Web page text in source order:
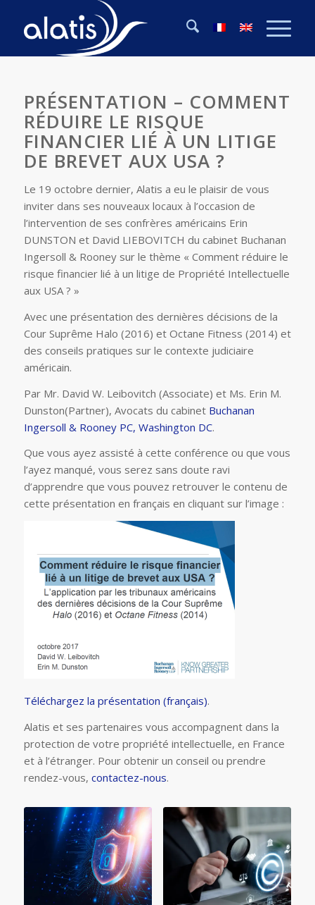
PRÉSENTATION – COMMENT
RÉDUIRE LE RISQUE
FINANCIER LIÉ À UN LITIGE
DE BREVET AUX USA ?
Le 19 octobre dernier, Alatis a eu le plaisir de vous
inviter dans ses nouveaux locaux à l’occasion de
l’intervention de ses confrères américains Erin
DUNSTON et David LIEBOVITCH du cabinet Buchanan
Ingersoll & Rooney sur le thème « Comment réduire le
risque financier lié à un litige de Propriété Intellectuelle
aux USA ? »
Avec une présentation des dernières décisions de la
Cour Suprême Halo (2016) et Octane Fitness (2014) et
des conseils pratiques sur le contexte judiciaire
américain.
Par Mr. David W. Leibovitch (Associate) et Ms. Erin M.
Dunston(Partner), Avocats du cabinet Buchanan
Ingersoll & Rooney PC, Washington DC.
Que vous ayez assisté à cette conférence ou que vous
l’ayez manqué, vous serez sans doute ravi
d’apprendre que vous pouvez retrouver le contenu de
cette présentation en français en cliquant sur l’image :
Téléchargez la présentation (français).
Alatis et ses partenaires vous accompagnent dans la
protection de votre propriété intellectuelle, en France
et à l’étranger. Pour obtenir un conseil ou prendre
rendez-vous, contactez-nous.